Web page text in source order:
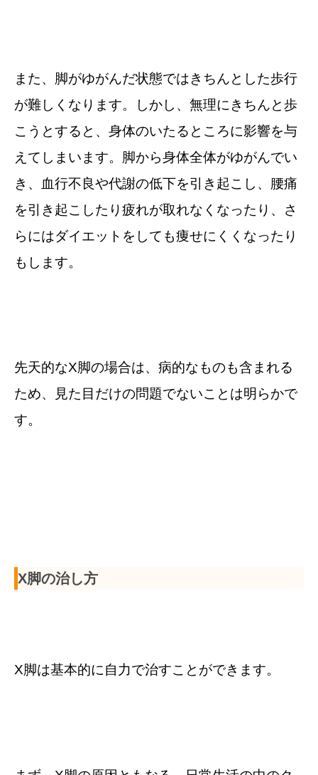
また、脚がゆがんだ状態ではきちんとした歩行
が難しくなります。しかし、無理にきちんと歩
こうとすると、身体のいたるところに影響を与
えてしまいます。脚から身体全体がゆがんでい
き、血行不良や代謝の低下を引き起こし、腰痛
を引き起こしたり疲れが取れなくなったり、さ
らにはダイエットをしても痩せにくくなったり
もします。
先天的なX脚の場合は、病的なものも含まれる
ため、見た目だけの問題でないことは明らかで
す。
X脚の治し方
X脚は基本的に自力で治すことができます。